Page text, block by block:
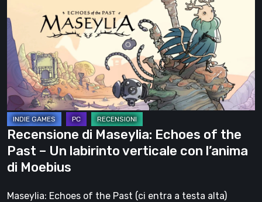
Echoes
of
the
Past
–
Un
labirinto
verticale
con
l’anima
di
Recensione di Maseylia: Echoes of the
Past – Un labirinto verticale con l’anima
di Moebius
Maseylia: Echoes of the Past (ci entra a testa alta)